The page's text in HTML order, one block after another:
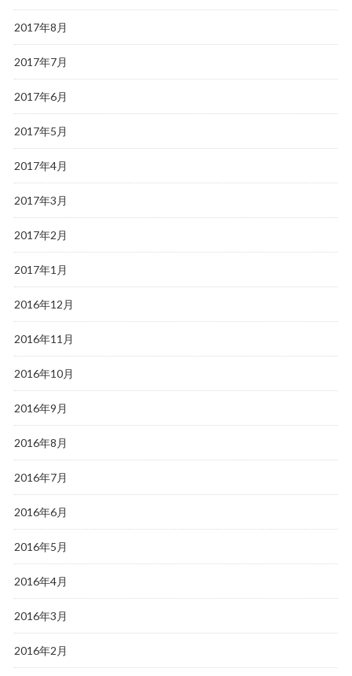
2017年8月
2017年7月
2017年6月
2017年5月
2017年4月
2017年3月
2017年2月
2017年1月
2016年12月
2016年11月
2016年10月
2016年9月
2016年8月
2016年7月
2016年6月
2016年5月
2016年4月
2016年3月
2016年2月